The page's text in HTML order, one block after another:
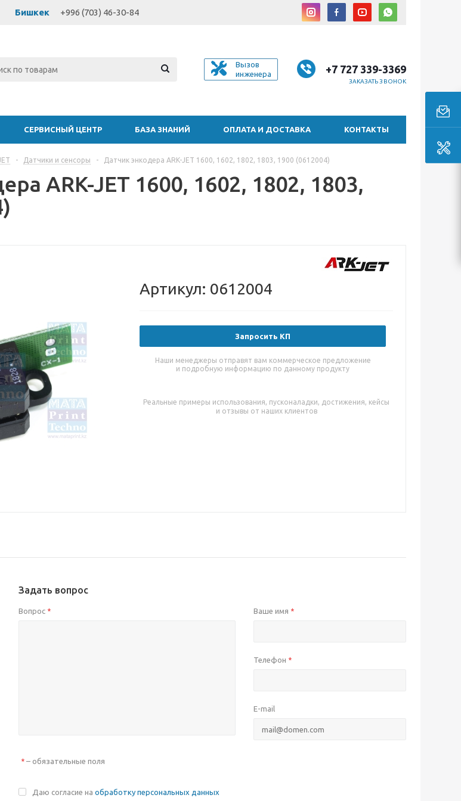
Бишкек +996 (703) 46-30-84
Вызов
инженера
+7 727 339-3369
ЗАКАЗАТЬ ЗВОНОК
СЕРВИСНЫЙ ЦЕНТР БАЗА ЗНАНИЙ ОПЛАТА И ДОСТАВКА КОНТАКТЫ
- Датчики и сенсоры - Датчик энкодера ARK-JET 1600, 1602, 1802, 1803, 1900 (0612004)
ARK-JET 1600, 1602, 1802, 1803,
Артикул: 0612004
Запросить КП
Наши менеджеры отправят вам коммерческое предложение
и подробную информацию по данному продукту
Реальные примеры использования, пусконаладки, достижения, кейсы
и отзывы от наших клиентов
Задать вопрос
Вопрос * Ваше имя *
Телефон *
E-mail
*– обязательные поля
Даю согласие на обработку персональных данных